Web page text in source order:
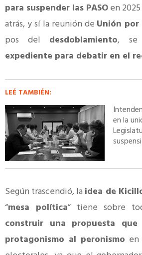
para suspender las PASOen
atrás, y sí la reunión de Unión
pos del desdoblamiento, se
expediente para debatir en el
LEÉ TAMBIÉN:
en la
Según trascendió, la idea de
“mesa política” tiene sobre
construir una propuesta
protagonismo al peronismo